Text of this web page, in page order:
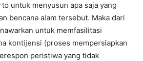
untuk menyusun apa saja yang
bencana alam tersebut. Maka dari
untuk memfasilitasi
kontijensi (proses mempersiapkan
peristiwa yang tidak